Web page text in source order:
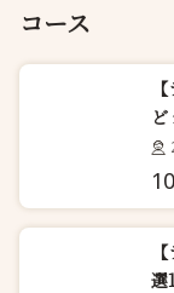
コース
選